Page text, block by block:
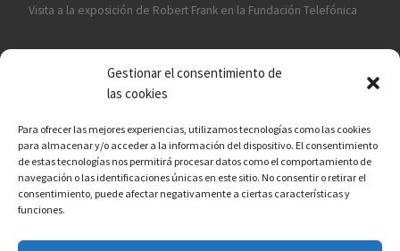
Gestionar el consentimiento de
las cookies
Para ofrecer las mejores experiencias, utilizamos tecnologías como las cookies
para almacenar y/o acceder a la información del dispositivo. El consentimiento
de estas tecnologías nos permitirá procesar datos como el comportamiento de
navegación o las identificaciones únicas en este sitio. No consentir o retirar el
consentimiento, puede afectar negativamente a ciertas características y
funciones.
Visita a la exposición de Robert Frank en la Fundación Telefónica
¡ASÓCIATE A CÁMARA EN MANO!